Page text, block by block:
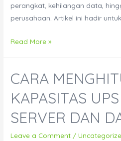
perangkat, kehilangan data,
perusahaan. Artikel ini hadir
Cara
UPS
Ruang
Server
Read More »
CARA
KAPASITAS
SERVER DAN
Leave a Comment /